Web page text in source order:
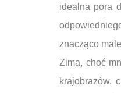
idealna pora
znacząco
Zima, choć
krajobrazów,